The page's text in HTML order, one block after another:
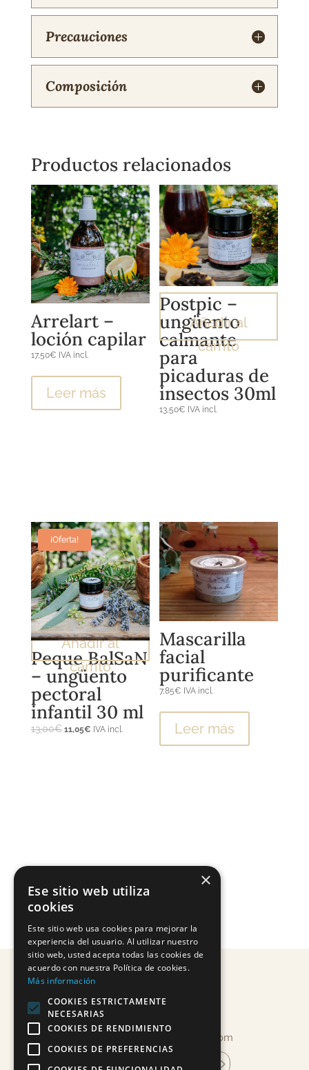
Precauciones
Composición
Productos relacionados
Arrelart –
loción capilar
17,50€ IVA incl.
Leer más
Postpic –
ungüento
calmante
para
picaduras de
insectos 30ml
13,50€ IVA incl.
Añadir al
carrito
¡Oferta!
Peque BalSaN
– ungüento
pectoral
infantil 30 ml
13,00€ El
11,05€ElIVA incl.
Añadir al
carrito
Mascarilla
facial
purificante
7,85€ IVA incl.
Leer más
info@mandragoracosmetica.com
suscríbete a la newsletter
×
Ese sitio web utiliza
cookies
Este sitio web usa cookies para mejorar la
experiencia del usuario. Al utilizar nuestro
sitio web, usted acepta todas las cookies de
acuerdo con nuestra Política de cookies.
Más información
COOKIES ESTRICTAMENTE
NECESARIAS
COOKIES DE RENDIMIENTO
COOKIES DE PREFERENCIAS